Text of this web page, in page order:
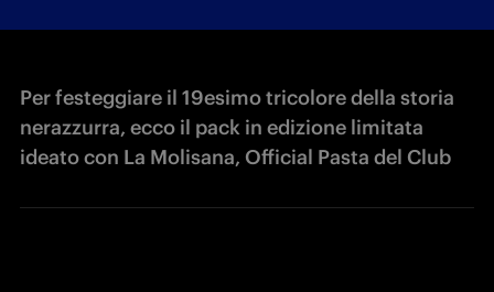
Per festeggiare il 19esimo tricolore della storia
nerazzurra, ecco il pack in edizione limitata
ideato con La Molisana, Official Pasta del Club